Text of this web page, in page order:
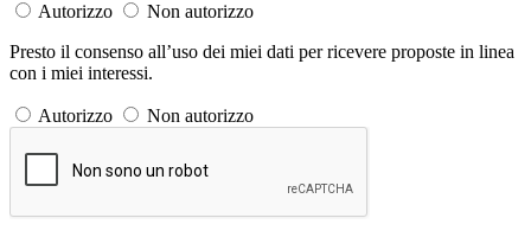
Autorizzo
Non autorizzo
Presto il consenso all’uso dei miei dati per ricevere proposte in linea
con i miei interessi.
Autorizzo Non autorizzo